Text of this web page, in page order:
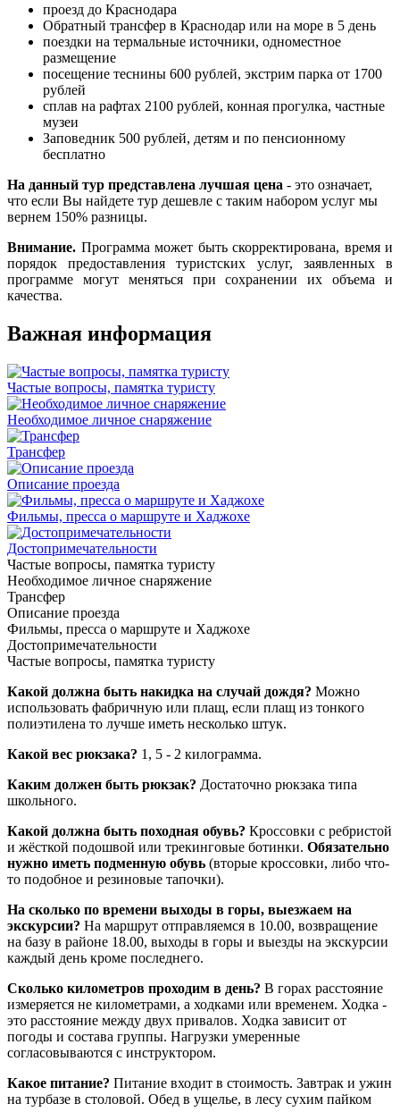
проезд до Краснодара
Обратный трансфер в Краснодар или на море в 5 день
поездки на термальные источники, одноместное
размещение
посещение теснины 600 рублей, экстрим парка от 1700
рублей
сплав на рафтах 2100 рублей, конная прогулка, частные
музеи
Заповедник 500 рублей, детям и по пенсионному
бесплатно
На данный тур представлена лучшая цена - это означает,
что если Вы найдете тур дешевле с таким набором услуг мы
вернем 150% разницы.
Внимание. Программа может быть скорректирована, время и
порядок предоставления туристских услуг, заявленных в
программе могут меняться при сохранении их объема и
качества.
Важная информация
Частые вопросы, памятка туристу
Необходимое личное снаряжение
Трансфер
Описание проезда
Фильмы, пресса о маршруте и Хаджохе
Достопримечательности
Частые вопросы, памятка туристу
Необходимое личное снаряжение
Трансфер
Описание проезда
Фильмы, пресса о маршруте и Хаджохе
Достопримечательности
Частые вопросы, памятка туристу
Какой должна быть накидка на случай дождя? Можно
использовать фабричную или плащ, если плащ из тонкого
полиэтилена то лучше иметь несколько штук.
Какой вес рюкзака? 1, 5 - 2 килограмма.
Каким должен быть рюкзак? Достаточно рюкзака типа
школьного.
Какой должна быть походная обувь? Кроссовки с ребристой
и жёсткой подошвой или трекинговые ботинки. Обязательно
нужно иметь подменную обувь (вторые кроссовки, либо что-
то подобное и резиновые тапочки).
На сколько по времени выходы в горы, выезжаем на
экскурсии? На маршрут отправляемся в 10.00, возвращение
на базу в районе 18.00, выходы в горы и выезды на экскурсии
каждый день кроме последнего.
Сколько километров проходим в день? В горах расстояние
измеряется не километрами, а ходками или временем. Ходка -
это расстояние между двух привалов. Ходка зависит от
погоды и состава группы. Нагрузки умеренные
согласовываются с инструктором.
Какое питание? Питание входит в стоимость. Завтрак и ужин
на турбазе в столовой. Обед в ущелье, в лесу сухим пайком